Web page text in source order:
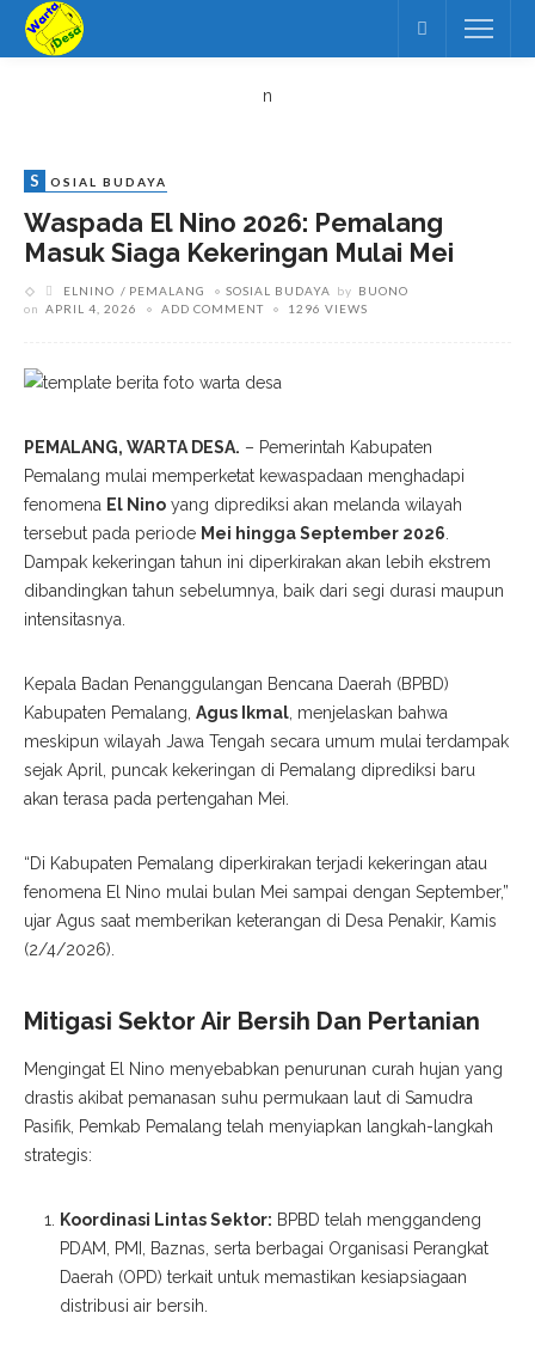
n
S OSIAL BUDAYA
Waspada El Nino 2026: Pemalang
Masuk Siaga Kekeringan Mulai Mei
ELNINO PEMALANG SOSIAL BUDAYA by BUONO
on APRIL 4, 2026 ADD COMMENT 1296 VIEWS
PEMALANG, WARTA DESA. – Pemerintah Kabupaten
Pemalang mulai memperketat kewaspadaan menghadapi
fenomena El Nino yang diprediksi akan melanda wilayah
tersebut pada periode Mei hingga September 2026.
Dampak kekeringan tahun ini diperkirakan akan lebih ekstrem
dibandingkan tahun sebelumnya, baik dari segi durasi maupun
intensitasnya.
Kepala Badan Penanggulangan Bencana Daerah (BPBD)
Kabupaten Pemalang, Agus Ikmal, menjelaskan bahwa
meskipun wilayah Jawa Tengah secara umum mulai terdampak
sejak April, puncak kekeringan di Pemalang diprediksi baru
akan terasa pada pertengahan Mei.
“Di Kabupaten Pemalang diperkirakan terjadi kekeringan atau
fenomena El Nino mulai bulan Mei sampai dengan September,”
ujar Agus saat memberikan keterangan di Desa Penakir, Kamis
(2/4/2026).
Mitigasi Sektor Air Bersih Dan Pertanian
Mengingat El Nino menyebabkan penurunan curah hujan yang
drastis akibat pemanasan suhu permukaan laut di Samudra
Pasifik, Pemkab Pemalang telah menyiapkan langkah-langkah
strategis:
Koordinasi Lintas Sektor: BPBD telah menggandeng
PDAM, PMI, Baznas, serta berbagai Organisasi Perangkat
Daerah (OPD) terkait untuk memastikan kesiapsiagaan
distribusi air bersih.